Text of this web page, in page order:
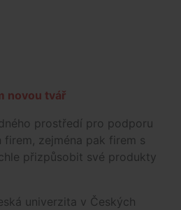
novou tvář
prostředí pro podporu
zejména pak firem s
přizpůsobit své produkty
univerzita v Českých